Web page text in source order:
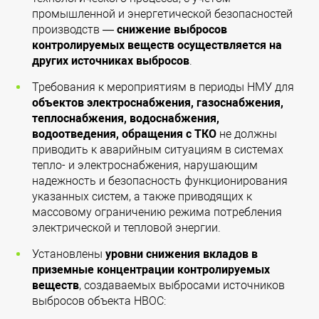
промышленной и энергетической безопасностей
производств — снижение выбросов
контролируемых веществ осуществляется на
других источниках выбросов.
Требования к мероприятиям в периоды НМУ для
объектов электроснабжения, газоснабжения,
теплоснабжения, водоснабжения,
водоотведения, обращения с ТКО не должны
приводить к аварийным ситуациям в системах
тепло- и электроснабжения, нарушающим
надежность и безопасность функционирования
указанных систем, а также приводящих к
массовому ограничению режима потребления
электрической и тепловой энергии.
Установлены уровни снижения вкладов в
приземные концентрации контролируемых
веществ, создаваемых выбросами источников
выбросов объекта НВОС: